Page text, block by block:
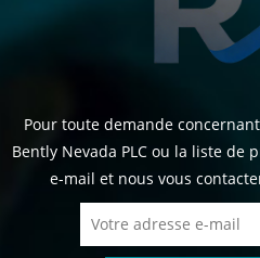
Pour toute demande concernant
Bently Nevada PLC ou la liste de
e-mail et nous vous